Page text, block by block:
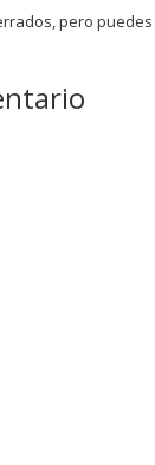
pero puedes